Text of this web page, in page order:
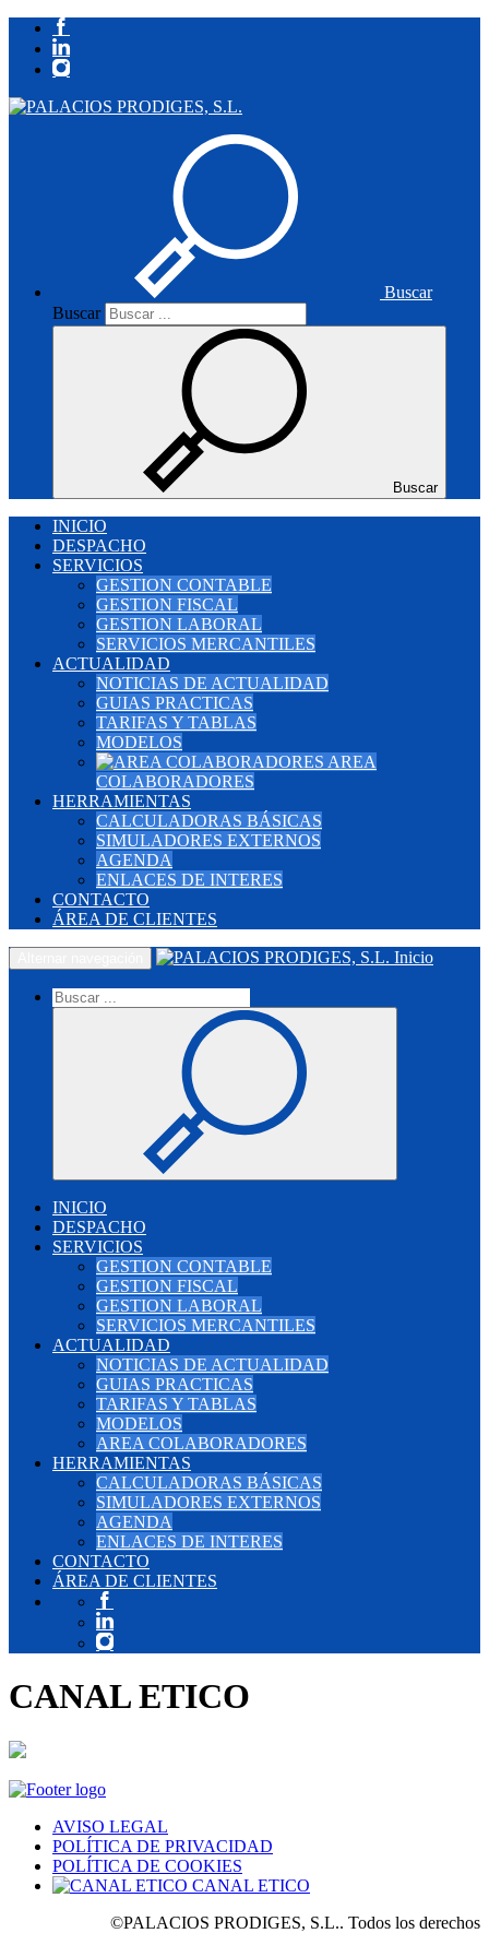
Buscar
Buscar
Buscar
INICIO
DESPACHO
SERVICIOS
GESTION CONTABLE
GESTION FISCAL
GESTION LABORAL
SERVICIOS MERCANTILES
ACTUALIDAD
NOTICIAS DE ACTUALIDAD
GUIAS PRACTICAS
TARIFAS Y TABLAS
MODELOS
AREA
COLABORADORES
HERRAMIENTAS
CALCULADORAS BÁSICAS
SIMULADORES EXTERNOS
AGENDA
ENLACES DE INTERES
CONTACTO
ÁREA DE CLIENTES
Inicio
INICIO
DESPACHO
SERVICIOS
GESTION CONTABLE
GESTION FISCAL
GESTION LABORAL
SERVICIOS MERCANTILES
ACTUALIDAD
NOTICIAS DE ACTUALIDAD
GUIAS PRACTICAS
TARIFAS Y TABLAS
MODELOS
AREA COLABORADORES
HERRAMIENTAS
CALCULADORAS BÁSICAS
SIMULADORES EXTERNOS
AGENDA
ENLACES DE INTERES
CONTACTO
ÁREA DE CLIENTES
CANAL ETICO
AVISO LEGAL
POLÍTICA DE PRIVACIDAD
POLÍTICA DE COOKIES
CANAL ETICO
©PALACIOS PRODIGES, S.L.. Todos los derechos